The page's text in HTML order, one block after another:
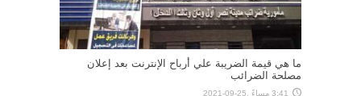
ما هي قيمة الضريبة علي أرباح الإنترنت بعد إعلان
مصلحة الضرائب
3:41 مساءً ,25-09-2021